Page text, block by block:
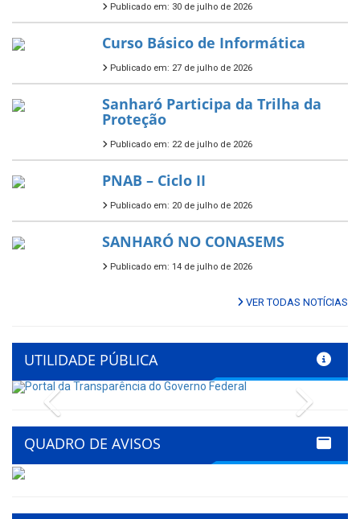
Publicado em: 30 de julho de 2026
Curso Básico de Informática
Publicado em: 27 de julho de 2026
Sanharó Participa da Trilha da
Proteção
Publicado em: 22 de julho de 2026
PNAB – Ciclo II
Publicado em: 20 de julho de 2026
SANHARÓ NO CONASEMS
Publicado em: 14 de julho de 2026
VER TODAS NOTÍCIAS
UTILIDADE PÚBLICA
Previous
QUADRO DE AVISOS